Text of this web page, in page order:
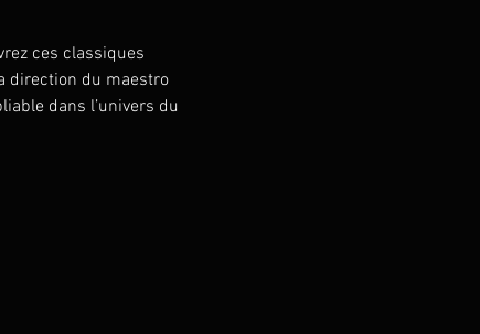
ces classiques
direction du maestro
dans l’univers du